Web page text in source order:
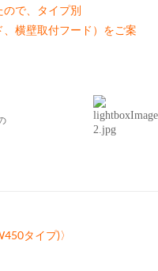
で、タイプ別
横壁取付フード）をご案
タイプ)〉